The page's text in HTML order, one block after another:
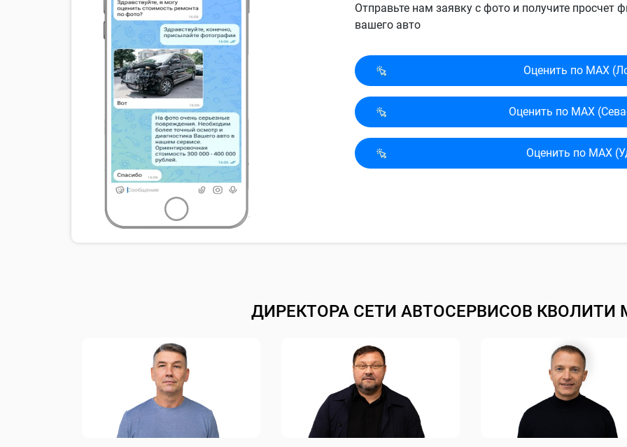
Отправьте нам заявку с фото и получите просчет
вашего авто
Оценить по MAX
Оценить по MAX
Оценить по MAX
ДИРЕКТОРА СЕТИ АВТОСЕРВИСОВ КВОЛИТИ